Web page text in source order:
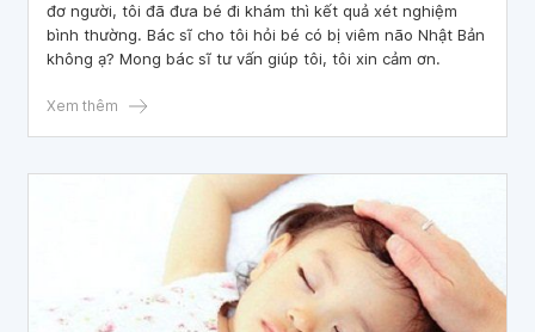
đơ người, tôi đã đưa bé đi khám thì kết quả xét nghiệm
bình thường. Bác sĩ cho tôi hỏi bé có bị viêm não Nhật Bản
không ạ? Mong bác sĩ tư vấn giúp tôi, tôi xin cảm ơn.
Xem thêm